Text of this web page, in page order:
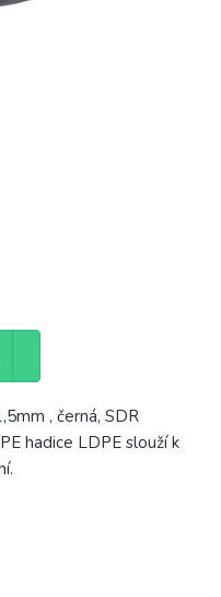
, černá, SDR
hadice LDPE slouží k